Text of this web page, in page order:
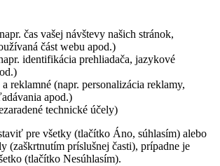
čas vašej návštevy našich stránok,
část webu apod.)
identifikácia prehliadača, jazykové
reklamné (napr. personalizácia reklamy,
apod.)
technické účely)
pre všetky (tlačítko Áno, súhlasím) alebo
(zaškrtnutím príslušnej časti), prípadne je
(tlačítko Nesúhlasím).